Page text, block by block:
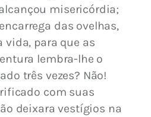
misericórdia;
das ovelhas,
vida, para que as
lembra-lhe o
três vezes? Não!
com suas
deixara vestígios na